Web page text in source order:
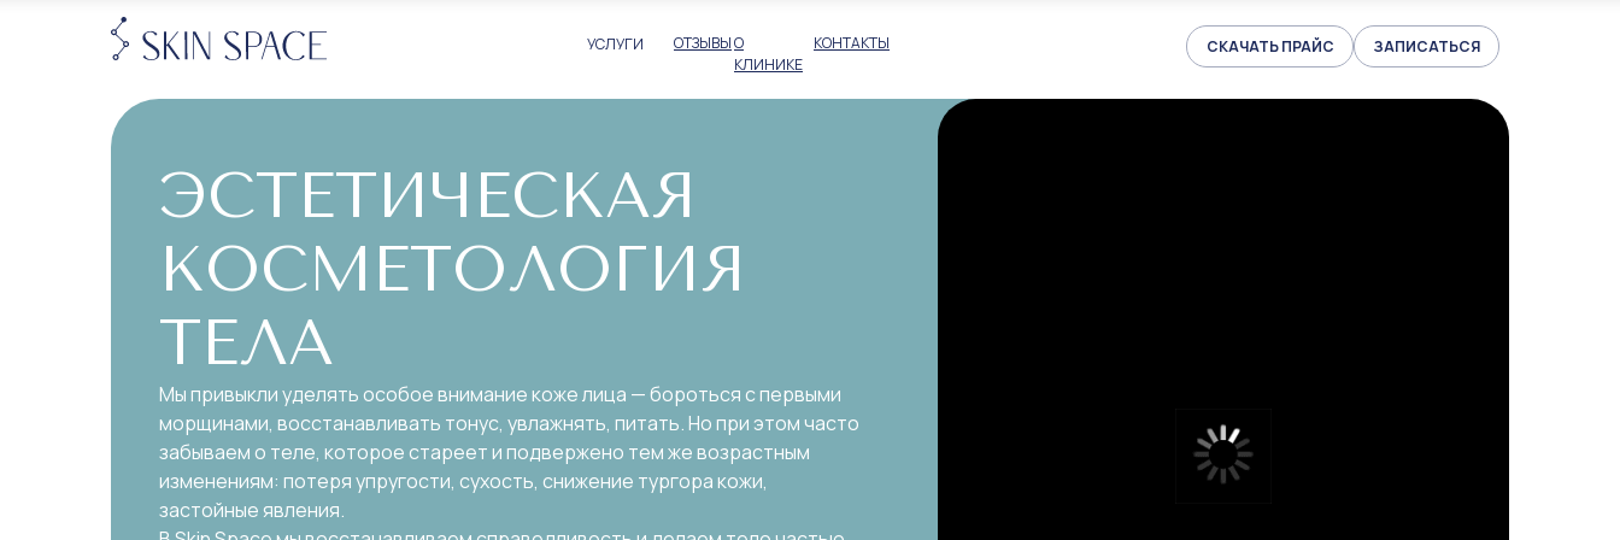
УСЛУГИ ОТЗЫВЫО
КЛИНИКЕ
КОНТАКТЫ СКАЧАТЬ ПРАЙС ЗАПИСАТЬСЯ
ЭСТЕТИЧЕСКАЯ
КОСМЕТОЛОГИЯ
ТЕЛА
Мы привыкли уделять особое внимание коже лица — бороться с первыми
морщинами, восстанавливать тонус, увлажнять, питать. Но при этом часто
забываем о теле, которое стареет и подвержено тем же возрастным
изменениям: потеря упругости, сухость, снижение тургора кожи,
застойные явления.